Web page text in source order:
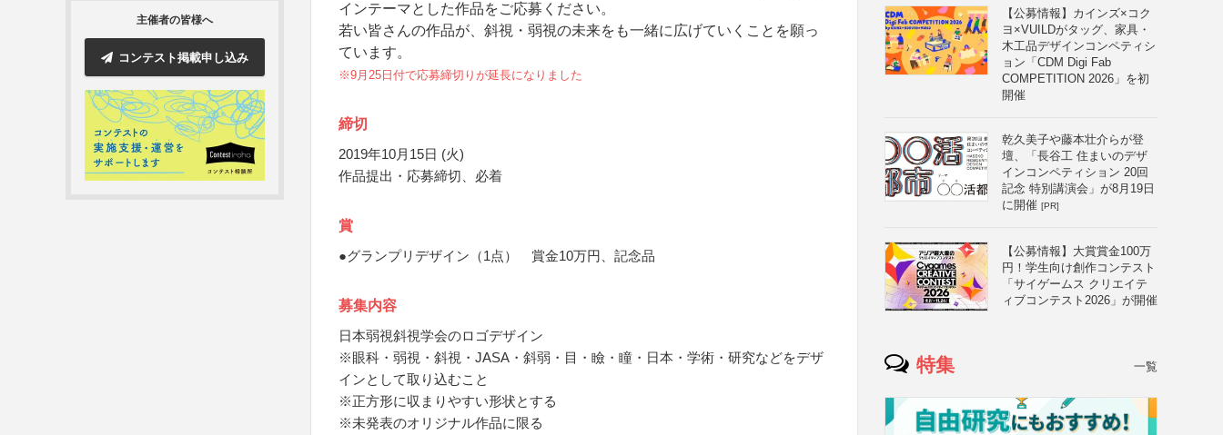
主催者の皆様へ
コンテスト掲載申し込み
インテーマとした作品をご応募ください。
若い皆さんの作品が、斜視・弱視の未来をも一緒に広げていくことを願っ
ています。
※9月25日付で応募締切りが延長になりました
締切
2019年10月15日 (火)
作品提出・応募締切、必着
賞
●グランプリデザイン（1点） 賞金10万円、記念品
募集内容
日本弱視斜視学会のロゴデザイン
※眼科・弱視・斜視・JASA・斜弱・目・瞼・瞳・日本・学術・研究などをデザ
インとして取り込むこと
※正方形に収まりやすい形状とする
※未発表のオリジナル作品に限る
【公募情報】カインズ×コク
ヨ×VUILDがタッグ、家具・
木工品デザインコンペティシ
ョン「CDM Digi Fab
COMPETITION 2026」を初
開催
乾久美子や藤本壮介らが登
壇、「長谷工 住まいのデザ
インコンペティション 20回
記念 特別講演会」が8月19日
に開催 [PR]
【公募情報】大賞賞金100万
円！学生向け創作コンテスト
「サイゲームス クリエイテ
ィブコンテスト2026」が開催
特集 一覧